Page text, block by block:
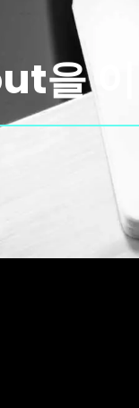
을 이